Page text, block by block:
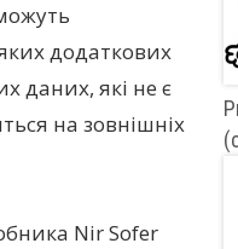
додаткових
даних, які не є
на зовнішніх
Nir Sofer